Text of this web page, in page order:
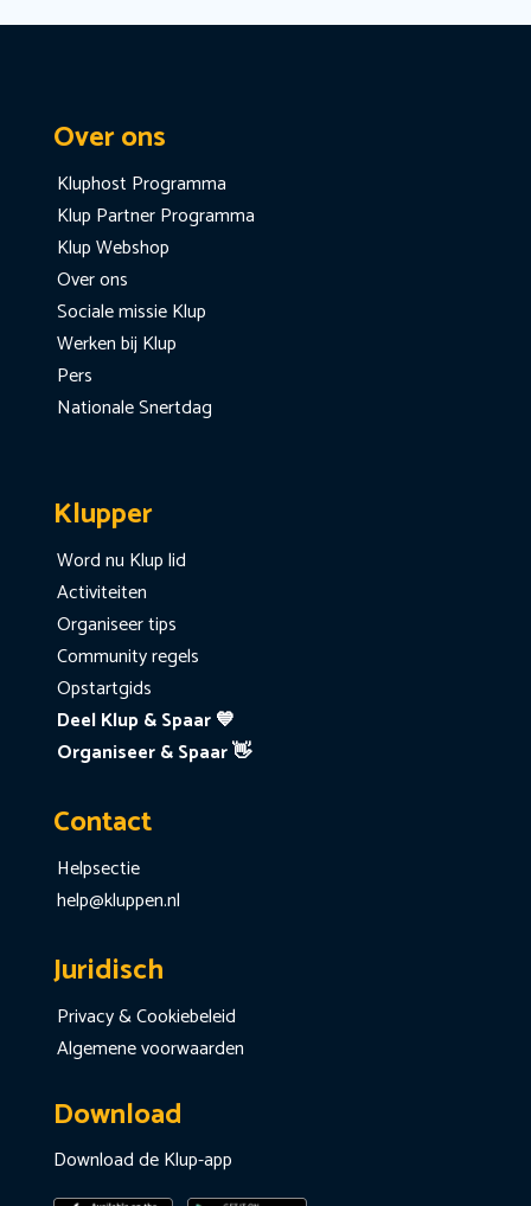
Over ons
Kluphost Programma
Klup Partner Programma
Klup Webshop
Over ons
Sociale missie Klup
Werken bij Klup
Pers
Nationale Snertdag
Klupper
Word nu Klup lid
Activiteiten
Organiseer tips
Community regels
Opstartgids
Deel Klup & Spaar 💙
Organiseer & Spaar 👋
Contact
Helpsectie
help@kluppen.nl
Juridisch
Privacy & Cookiebeleid
Algemene voorwaarden
Download
Download de Klup-app